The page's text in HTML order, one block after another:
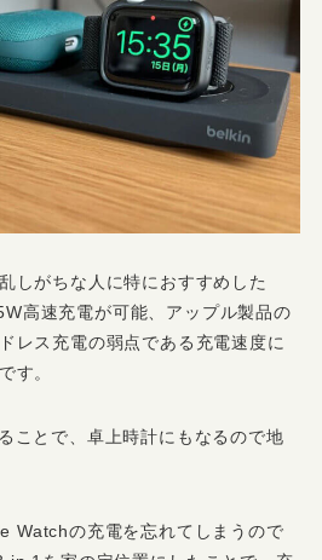
しがちな人に特におすすめした
高速充電が可能、アップル製品の
レス充電の弱点である充電速度に
す。
ことで、卓上時計にもなるので地
Watchの充電を忘れてしまうので